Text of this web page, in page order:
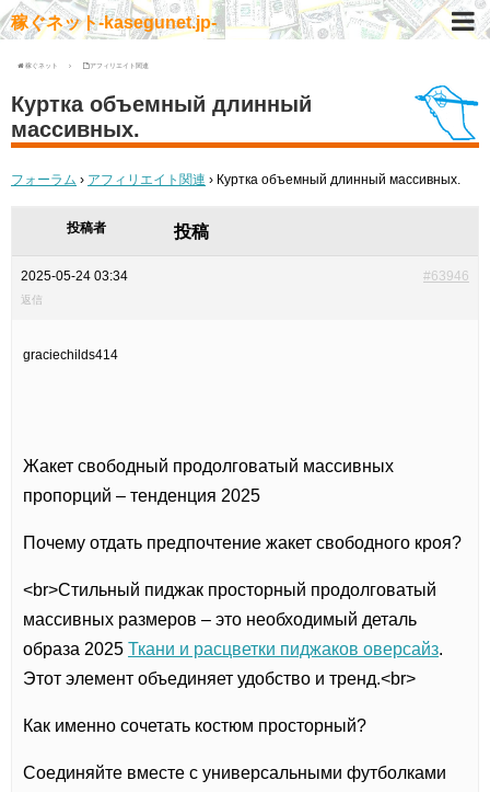
稼ぐネット-kasegunet.jp-
稼ぐネット アフィリエイト関連
Куртка объемный длинный
массивных.
フォーラム › アフィリエイト関連 › Куртка объемный длинный массивных.
投稿者 投稿
2025-05-24 03:34 #63946
返信
graciechilds414
Жакет свободный продолговатый массивных
пропорций – тенденция 2025
Почему отдать предпочтение жакет свободного кроя?
<br>Стильный пиджак просторный продолговатый
массивных размеров – это необходимый деталь
образа 2025 Ткани и расцветки пиджаков оверсайз.
Этот элемент объединяет удобство и тренд.<br>
Как именно сочетать костюм просторный?
Соединяйте вместе с универсальными футболками